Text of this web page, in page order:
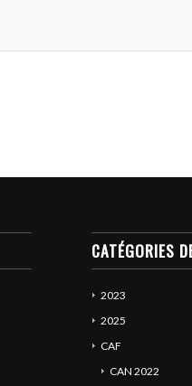
CATÉGORIES
2023
2025
CAF
CAN 2022